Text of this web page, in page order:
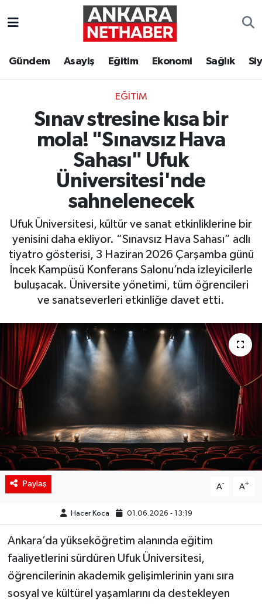
Gündem Asayiş Eğitim Ekonomi Sağlık
EĞITIM
Sınav stresine kısa bir
mola! "Sınavsız Hava
Sahası" Ufuk
Üniversitesi'nde
sahnelenecek
Ufuk Üniversitesi, kültür ve sanat etkinliklerine bir
yenisini daha ekliyor. “Sınavsız Hava Sahası” adlı
tiyatro gösterisi, 3 Haziran 2026 Çarşamba günü
İncek Kampüsü Konferans Salonu’nda izleyicilerle
buluşacak. Üniversite yönetimi, tüm öğrencileri
ve sanatseverleri etkinliğe davet etti.
Paylaş A- A+
Hacer Koca 01.06.2026 - 13:19
Ankara’da yükseköğretim alanında eğitim
faaliyetlerini sürdüren Ufuk Üniversitesi,
öğrencilerinin akademik gelişimlerinin yanı sıra
sosyal ve kültürel yaşamlarını da destekleyen
Ekonomi
Kim Kimdir Nereli
Resmi İlanlar
Sağlık
Siyaset
Teknoloji
Yaşam
Ankara Hava Durumu
Tüm Manşetler
Son Dakika Haberleri